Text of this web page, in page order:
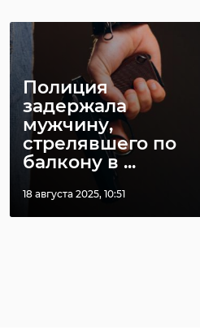
Полиция
задержала
мужчину,
стрелявшего по
балкону в ...
18 августа 2025, 10:51